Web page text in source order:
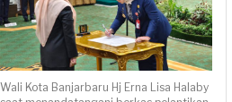
Wali Kota Banjarbaru Hj Erna Lisa Halaby